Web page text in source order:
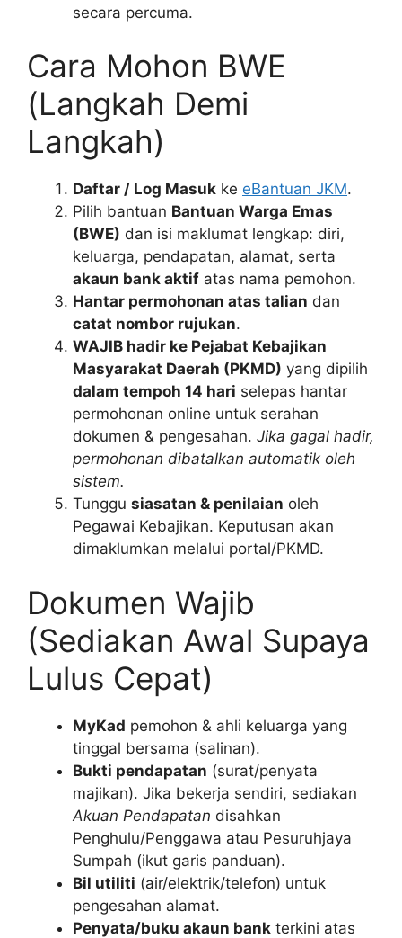
secara percuma.
Cara Mohon BWE
(Langkah Demi
Langkah)
Daftar / Log Masuk ke eBantuan JKM.
Pilih bantuan Bantuan Warga Emas
(BWE) dan isi maklumat lengkap: diri,
keluarga, pendapatan, alamat, serta
akaun bank aktif atas nama pemohon.
Hantar permohonan atas talian dan
catat nombor rujukan.
WAJIB hadir ke Pejabat Kebajikan
Masyarakat Daerah (PKMD) yang dipilih
dalam tempoh 14 hari selepas hantar
permohonan online untuk serahan
dokumen & pengesahan. Jika gagal hadir,
permohonan dibatalkan automatik oleh
sistem.
Tunggu siasatan & penilaian oleh
Pegawai Kebajikan. Keputusan akan
dimaklumkan melalui portal/PKMD.
Dokumen Wajib
(Sediakan Awal Supaya
Lulus Cepat)
MyKad pemohon & ahli keluarga yang
tinggal bersama (salinan).
Bukti pendapatan (surat/penyata
majikan). Jika bekerja sendiri, sediakan
Akuan Pendapatan disahkan
Penghulu/Penggawa atau Pesuruhjaya
Sumpah (ikut garis panduan).
Bil utiliti (air/elektrik/telefon) untuk
pengesahan alamat.
Penyata/buku akaun bank terkini atas